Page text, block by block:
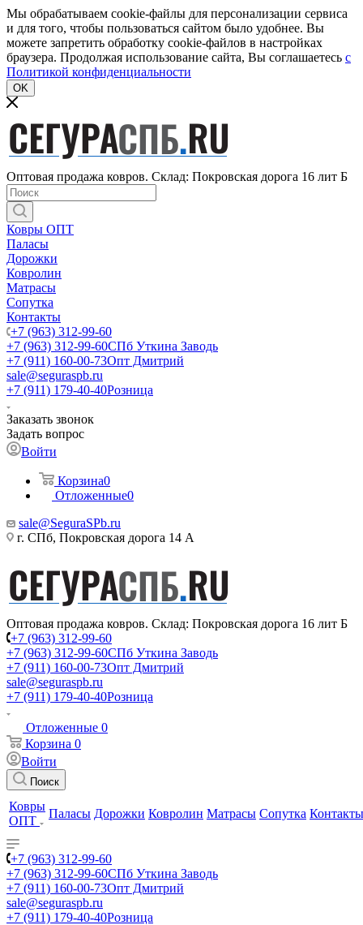
Мы обрабатываем cookie-файлы для персонализации сервиса
и для того, чтобы пользоваться сайтом было удобнее. Вы
можете запретить обработку cookie-файлов в настройках
браузера. Продолжая использование сайта, Вы соглашаетесь c
Политикой конфиденциальности
OK
Оптовая продажа ковров. Склад: Покровская дорога 16 лит Б
Ковры ОПТ
Паласы
Дорожки
Ковролин
Матрасы
Сопутка
Контакты
+7 (963) 312-99-60
+7 (963) 312-99-60СПб Уткина Заводь
+7 (911) 160-00-73Опт Дмитрий
sale@seguraspb.ru
+7 (911) 179-40-40Розница
Заказать звонок
Задать вопрос
Войти
Корзина0
Отложенные0
sale@SeguraSPb.ru
г. СПб, Покровская дорога 14 А
Оптовая продажа ковров. Склад: Покровская дорога 16 лит Б
+7 (963) 312-99-60
+7 (963) 312-99-60СПб Уткина Заводь
+7 (911) 160-00-73Опт Дмитрий
sale@seguraspb.ru
+7 (911) 179-40-40Розница
Отложенные 0
Корзина 0
Войти
Поиск
Ковры
ОПТ
Паласы Дорожки Ковролин Матрасы Сопутка Контакты
+7 (963) 312-99-60
+7 (963) 312-99-60СПб Уткина Заводь
+7 (911) 160-00-73Опт Дмитрий
sale@seguraspb.ru
+7 (911) 179-40-40Розница